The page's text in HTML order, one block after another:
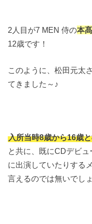
2人目が7 MEN 侍の本
12歳です！
このように、松田元太
てきました～♪
入所当時8歳から16歳
と共に、既にCDデビ
に出演していたりする
言えるのでは無いでし